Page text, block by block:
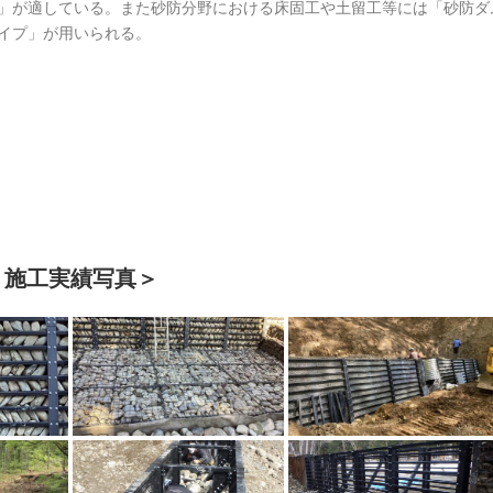
が適している。また砂防分野における床固工や土留工等には「砂防
プ」が用いられる。
工実績写真＞